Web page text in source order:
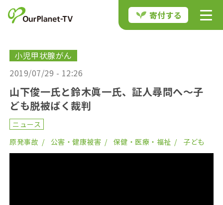
寄付する
小児甲状腺がん
2019/07/29 - 12:26
山下俊一氏と鈴木眞一氏、証人尋問へ〜子
ども脱被ばく裁判
ニュース
原発事故
公害・健康被害 保健・医療・福祉 子ども